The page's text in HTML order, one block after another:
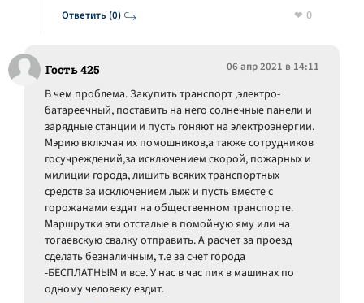
Ответить (0)
0
Гость 425 06 апр 2021 в 14:11
В чем проблема. Закупить транспорт ,электро-
батареечный, поставить на него солнечные панели и
зарядные станции и пусть гоняют на электроэнергии.
Мэрию включая их помошников,а также сотрудников
госучреждений,за исключением скорой, пожарных и
милиции города, лишить всяких транспортных
средств за исключением лыж и пусть вместе с
горожанами ездят на общественном транспорте.
Маршрутки эти отсталые в помойную яму или на
тогаевскую свалку отправить. А расчет за проезд
сделать безналичным, т.е за счет города
-БЕСПЛАТНЫМ и все. У нас в час пик в машинах по
одному человеку ездит.